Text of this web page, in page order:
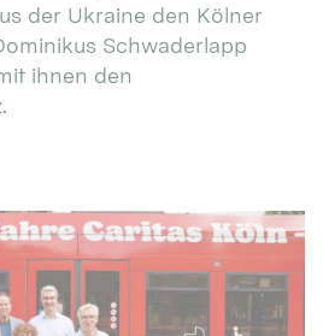
der Ukraine den Kölner
Schwaderlapp
ihnen den